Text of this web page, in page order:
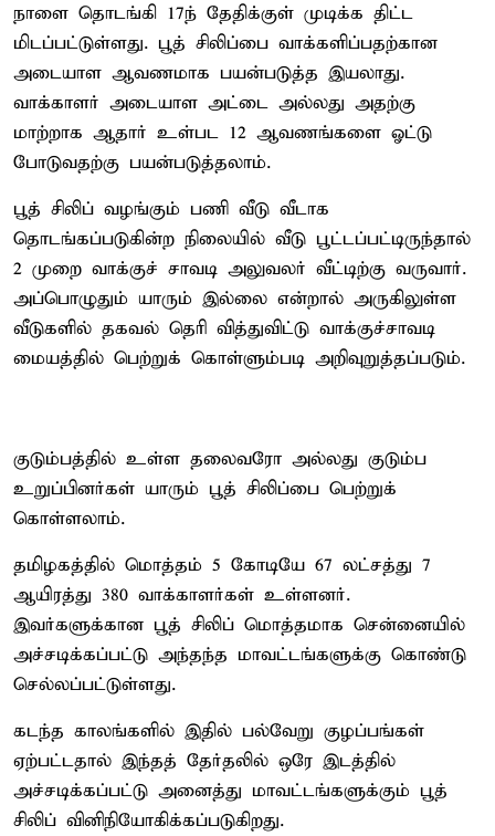
நாளை தொடங்கி 17ந் தேதிக்குள் முடிக்க திட்ட
மிடப்பட்டுள்ளது. பூத் சிலிப்பை வாக்களிப்பதற்கான
அடையாள ஆவணமாக பயன்படுத்த இயலாது.
வாக்காளர் அடையாள அட்டை அல்லது அதற்கு
மாற்றாக ஆதார் உள்பட 12 ஆவணங்களை ஓட்டு
போடுவதற்கு பயன்படுத்தலாம்.
பூத் சிலிப் வழங்கும் பணி வீடு வீடாக
தொடங்கப்படுகின்ற நிலையில் வீடு பூட்டப்பட்டிருந்தால்
2 முறை வாக்குச் சாவடி அலுவலர் வீட்டிற்கு வருவார்.
அப்பொழுதும் யாரும் இல்லை என்றால் அருகிலுள்ள
வீடுகளில் தகவல் தெரி வித்துவிட்டு வாக்குச்சாவடி
மையத்தில் பெற்றுக் கொள்ளும்படி அறிவுறுத்தப்படும்.
குடும்பத்தில் உள்ள தலைவரோ அல்லது குடும்ப
உறுப்பினர்கள் யாரும் பூத் சிலிப்பை பெற்றுக்
கொள்ளலாம்.
தமிழகத்தில் மொத்தம் 5 கோடியே 67 லட்சத்து 7
ஆயிரத்து 380 வாக்காளர்கள் உள்ளனர்.
இவர்களுக்கான பூத் சிலிப் மொத்தமாக சென்னையில்
அச்சடிக்கப்பட்டு அந்தந்த மாவட்டங்களுக்கு கொண்டு
செல்லப்பட்டுள்ளது.
கடந்த காலங்களில் இதில் பல்வேறு குழப்பங்கள்
ஏற்பட்டதால் இந்தத் தேர்தலில் ஒரே இடத்தில்
அச்சடிக்கப்பட்டு அனைத்து மாவட்டங்களுக்கும் பூத்
சிலிப் வினிநியோகிக்கப்படுகிறது.